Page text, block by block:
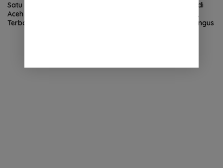
Satu Rumah di Terutung Pedi
Aceh Tenggara Ludes
Terbakar
Kebakaran Dapur Bata di
Baitussalam Aceh Besar,
Satu Bangunan Kayu Hangus